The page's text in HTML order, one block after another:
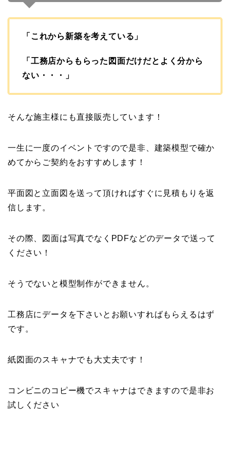
「これから新築を考えている」
「工務店からもらった図面だけだとよく分から
ない・・・」
そんな施主様にも直接販売しています！
一生に一度のイベントですので是非、建築模型で確か
めてからご契約をおすすめします！
平面図と立面図を送って頂ければすぐに見積もりを返
信します。
その際、図面は写真でなくPDFなどのデータで送って
ください！
そうでないと模型制作ができません。
工務店にデータを下さいとお願いすればもらえるはず
です。
紙図面のスキャナでも大丈夫です！
コンビニのコピー機でスキャナはできますので是非お
試しください